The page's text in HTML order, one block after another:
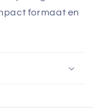
formaat en